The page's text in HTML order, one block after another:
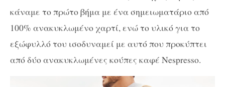
κάναμε το πρώτο βήμα με ένα σημειωματάριο από
100% ανακυκλωμένο χαρτί, ενώ το υλικό για το
εξώφυλλό του ισοδυναμεί με αυτό που προκύπτει
από δύο ανακυκλωμένες κούπες καφέ Nespresso.